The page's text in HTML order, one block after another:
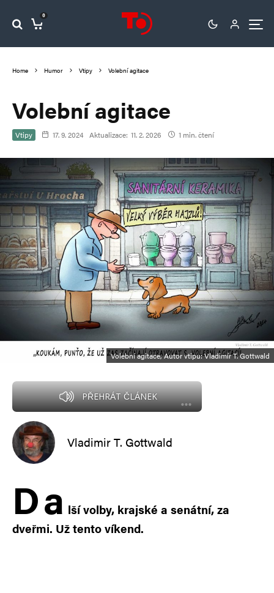
0
Home Humor Vtipy Volební agitace
Volební agitace
Vtipy 17. 9. 2024 Aktualizace: 11. 2. 2026 1 min. čtení
Volební agitace, Autor vtipu: Vladimír T. Gottwald
PŘEHRÁT ČLÁNEK
Vladimir T. Gottwald
Da lší volby, krajské a senátní, za
dveřmi. Už tento víkend.